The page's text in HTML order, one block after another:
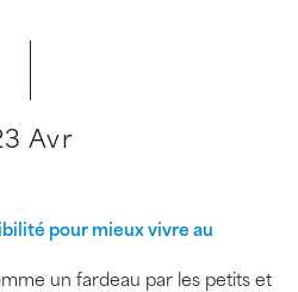
Avr
pour mieux vivre au
un fardeau par les petits et